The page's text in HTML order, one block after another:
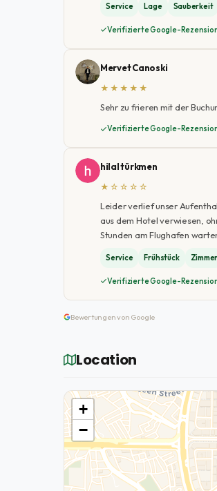
Service Lage Sauberkeit
Verifizierte Google-
Mervet Canoski
★★★★★
Sehr zu frieren mit der
Verifizierte Google-
hilal türkmen
★☆☆☆☆
Leider verlief unser
aus dem Hotel verwiesen,
Stunden am Flughafen
Service Frühstück Zimmer
Verifizierte Google-
Bewertungen von Google
Location
+
−